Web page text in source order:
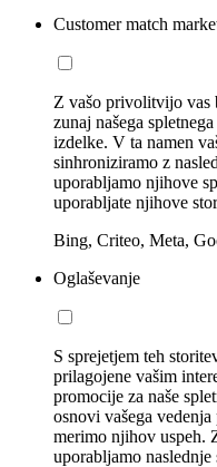
Customer match
Z vašo privolitvijo vas
zunaj našega
izdelke. V ta namen
sinhroniziramo z
uporabljamo njihove
uporabljate njihove
Bing, Criteo, Meta,
Oglaševanje
S sprejetjem teh
prilagojene vašim
promocije za naše
osnovi vašega
merimo njihov uspeh.
uporabljamo